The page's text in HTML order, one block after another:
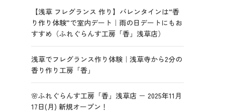
【浅草 フレグランス 作り】バレンタインは“香
り作り体験”で室内デート｜雨の日デートにもお
すすめ（ふれぐらんす工房「香」浅草店）
浅草でフレグランス作り体験｜浅草寺から2分の
香り作り工房「香」
🌸ふれぐらんす工房「香」浅草店 － 2025年11月
17日(月) 新規オープン！